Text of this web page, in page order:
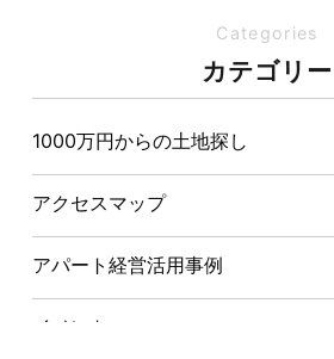
夏の熱中症対策は家づくりから。
造が快適さをつくる理由
【埼玉県経営品質知事賞】大野知
表敬訪問を行いました
Categories
カテゴリー
1000万円からの土地探し
アクセスマップ
アパート経営活用事例
イベント